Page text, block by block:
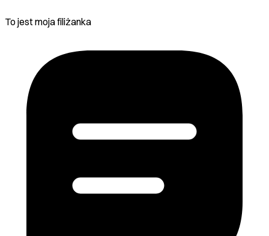
To jest moja filiżanka